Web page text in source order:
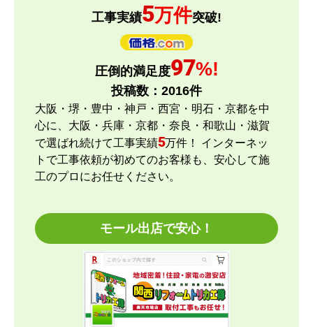
ショップからの連絡や対応は適切でしたか？
予定の期日までに商品が届きましたか？
はい
商品の梱包は必要十分なものでしたか？
はい
【注文商品】エアコン・クーラー 【注文
時期】2026年04月頃
【このショップを選んだ理由は？運営会社が割と近
くにあり、金額と価格.comの評価で決めました。
工事実績5万件突破!
圧倒的満足度97%!
投稿数： 2016件
大阪・堺・豊中・神戸・西宮・明石・京都を中
心に、大阪・兵庫・京都・奈良・和歌山・滋賀
で選ばれ続けて工事実績5万件！ インターネッ
トで工事依頼が初めてのお客様も、安心して施
工のプロにお任せください。
モール出店で安心！